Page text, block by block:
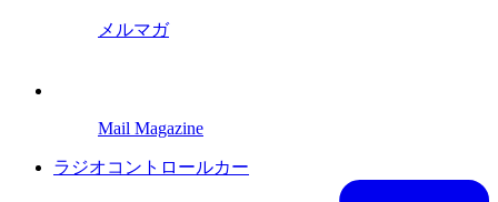
メルマガ
Mail Magazine
ラジオコントロールカー